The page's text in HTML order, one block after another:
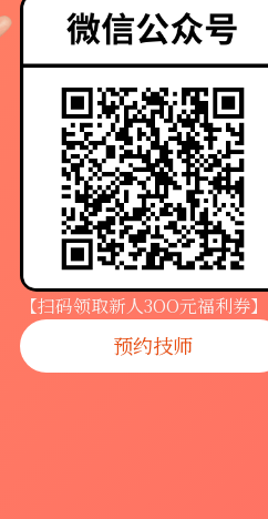
【扫码领取新人3OO元福利券】
预约技师